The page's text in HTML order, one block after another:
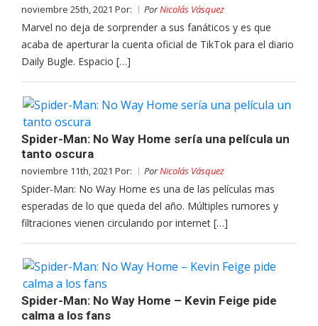
noviembre 25th, 2021 Por: PorNicolás Vásquez
Marvel no deja de sorprender a sus fanáticos y es que
acaba de aperturar la cuenta oficial de TikTok para el diario
Daily Bugle. Espacio […]
Spider-Man: No Way Home sería una película un
tanto oscura
noviembre 11th, 2021 Por: PorNicolás Vásquez
Spider-Man: No Way Home es una de las películas mas
esperadas de lo que queda del año. Múltiples rumores y
filtraciones vienen circulando por internet […]
Spider-Man: No Way Home – Kevin Feige pide
calma a los fans